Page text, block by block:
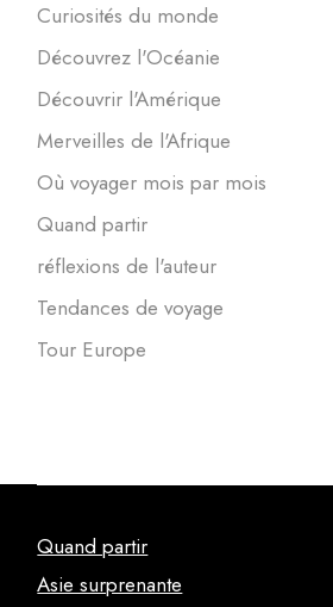
Curiosités du monde
Découvrez l'Océanie
Découvrir l'Amérique
Merveilles de l'Afrique
Où voyager mois par mois
Quand partir
réflexions de l'auteur
Tendances de voyage
Tour Europe
Quand partir
Asie surprenante